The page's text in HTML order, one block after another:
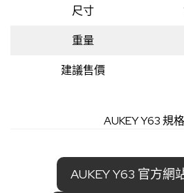
尺寸
重量
建議售價
AUKEY Y63 規
AUKEY Y63 官方網